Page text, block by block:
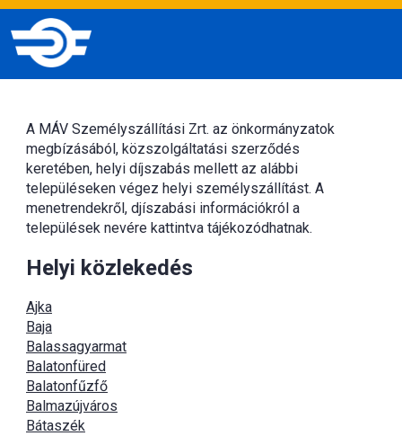
A MÁV Személyszállítási Zrt. az önkormányzatok
megbízásából, közszolgáltatási szerződés
keretében, helyi díjszabás mellett az alábbi
településeken végez helyi személyszállítást. A
menetrendekről, djíszabási információkról a
települések nevére kattintva tájékozódhatnak.
Helyi közlekedés
Ajka
Baja
Balassagyarmat
Balatonfüred
Balatonfűzfő
Balmazújváros
Bátaszék